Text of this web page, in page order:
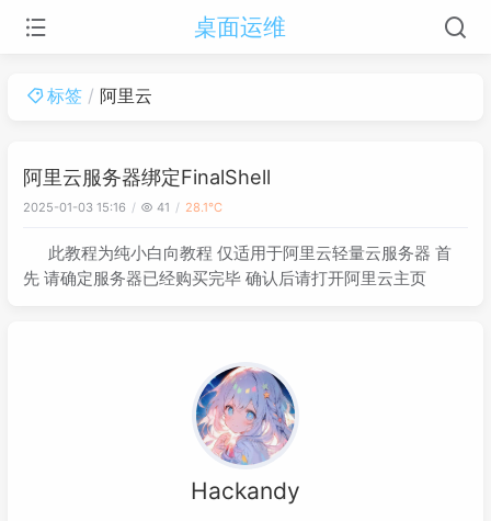
桌面运维
标签 阿里云
阿里云服务器绑定FinalShell
2025-01-03 15:16 41 28.1℃
此教程为纯小白向教程 仅适用于阿里云轻量云服务器 首
先 请确定服务器已经购买完毕 确认后请打开阿里云主页
Hackandy